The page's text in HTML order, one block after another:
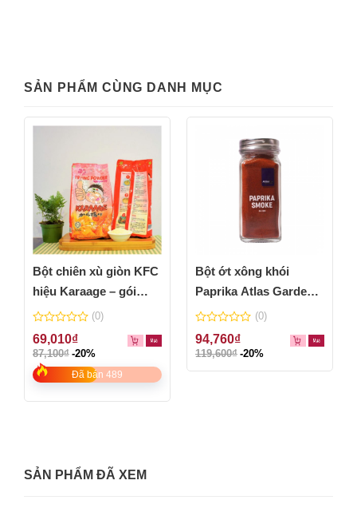
SẢN PHẨM CÙNG DANH MỤC
Bột chiên xù giòn KFC
hiệu Karaage – gói
500g
0
out
of
5
(0)
69,010₫
87,100₫ -20%
Đã bán 489
Bột ớt xông khói
Paprika Atlas Garden
64g – Paprika Smoke
0
out
of
5
(0)
94,760₫
119,600₫ -20%
SẢN PHẨM ĐÃ XEM